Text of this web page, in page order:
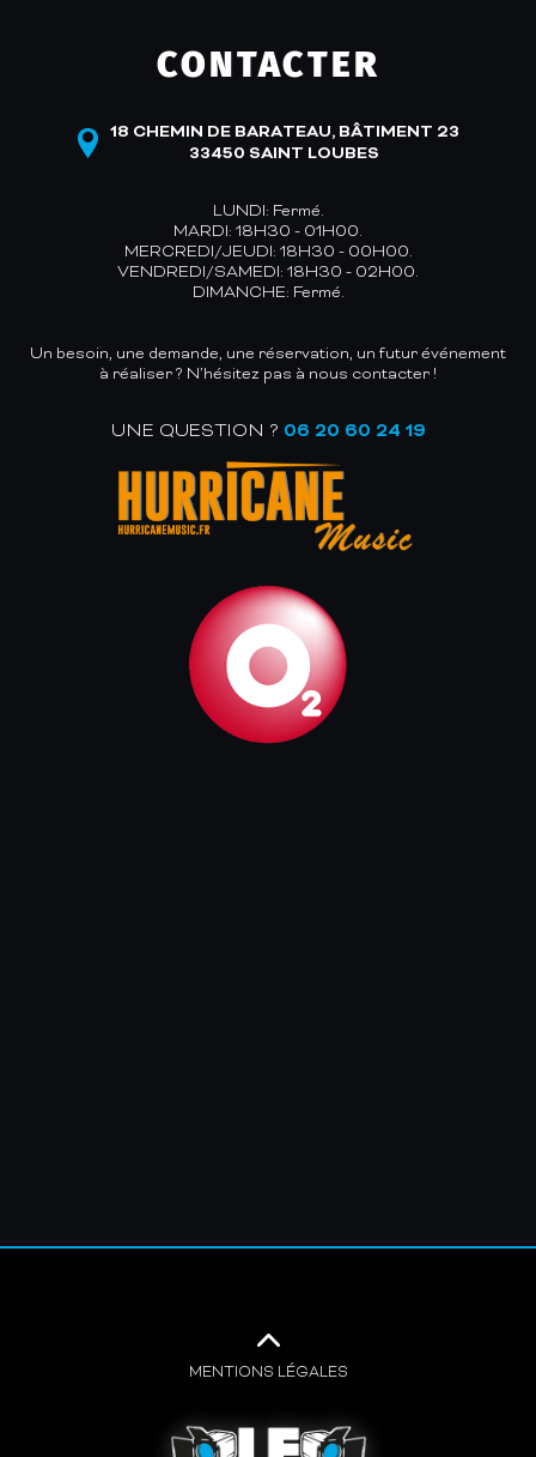
CONTACTER
18 CHEMIN DE BARATEAU, BÂTIMENT 23
33450 SAINT LOUBES
LUNDI: Fermé.
MARDI: 18H30 - 01H00.
MERCREDI/JEUDI: 18H30 - 00H00.
VENDREDI/SAMEDI: 18H30 - 02H00.
DIMANCHE: Fermé.
Un besoin, une demande, une réservation, un futur événement
à réaliser ? N’hésitez pas à nous contacter !
UNE QUESTION ? 06 20 60 24 19
MENTIONS LÉGALES